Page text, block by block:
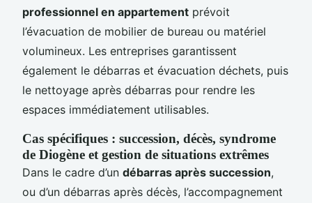
professionnel en appartement prévoit
l’évacuation de mobilier de bureau ou matériel
volumineux. Les entreprises garantissent
également le débarras et évacuation déchets, puis
le nettoyage après débarras pour rendre les
espaces immédiatement utilisables.
Cas spécifiques : succession, décès, syndrome
de Diogène et gestion de situations extrêmes
Dans le cadre d’un débarras après succession,
ou d’un débarras après décès, l’accompagnement